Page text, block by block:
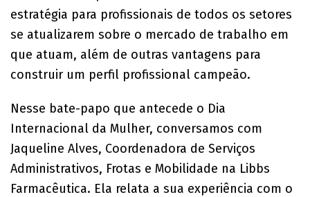
estratégia para profissionais de todos os setores
se atualizarem sobre o mercado de trabalho em
que atuam, além de outras vantagens para
construir um perfil profissional campeão.
Nesse bate-papo que antecede o Dia
Internacional da Mulher, conversamos com
Jaqueline Alves, Coordenadora de Serviços
Administrativos, Frotas e Mobilidade na Libbs
Farmacêutica. Ela relata a sua experiência com o